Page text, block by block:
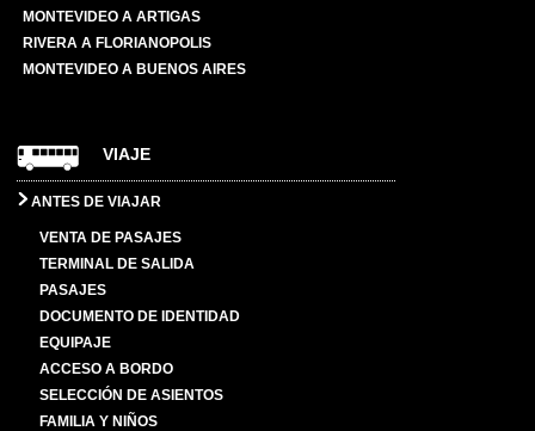
MONTEVIDEO A ARTIGAS
RIVERA A FLORIANOPOLIS
MONTEVIDEO A BUENOS AIRES
VIAJE
ANTES DE VIAJAR
VENTA DE PASAJES
TERMINAL DE SALIDA
PASAJES
DOCUMENTO DE IDENTIDAD
EQUIPAJE
ACCESO A BORDO
SELECCIÓN DE ASIENTOS
FAMILIA Y NIÑOS